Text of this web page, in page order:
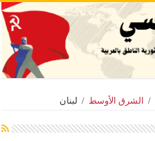
/ الشرق الأوسط / لبنان